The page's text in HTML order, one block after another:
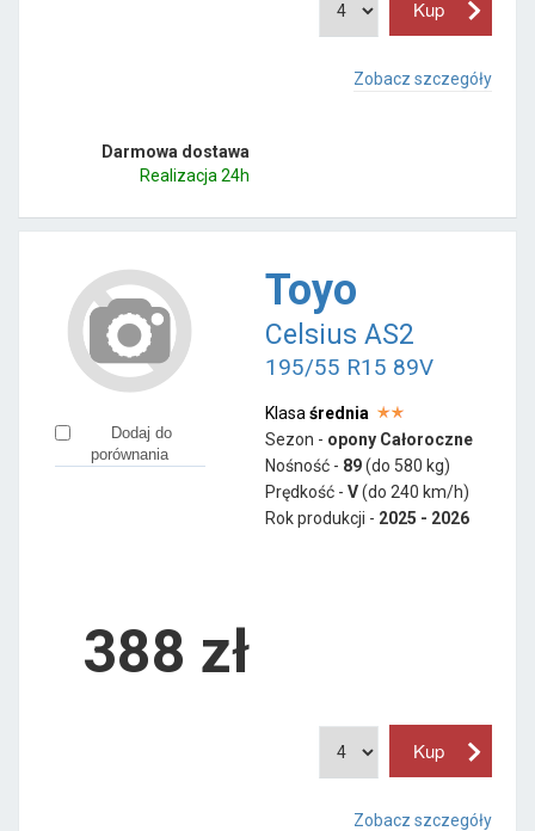
Zobacz szczegóły
Darmowa dostawa
Realizacja 24h
Dodaj do
porównania
Toyo
Celsius AS2
195/55 R15 89V
Klasa średnia
Sezon - opony Całoroczne
Nośność - 89(do 580 kg)
Prędkość - V(do 240 km/h)
Rok produkcji - 2025 - 2026
388 zł
Zobacz szczegóły